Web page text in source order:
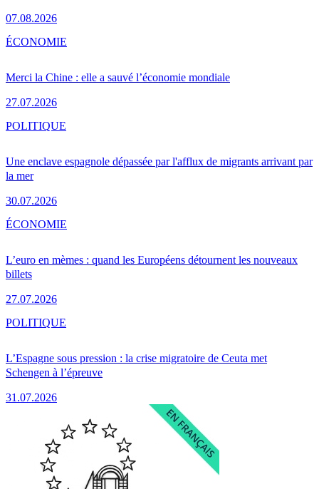
07.08.2026
Merci la Chine : elle a sauvé l’économie mondiale
27.07.2026
ÉCONOMIE
Une enclave espagnole dépassée par l'afflux de migrants arrivant par
la mer
30.07.2026
POLITIQUE
L’euro en mèmes : quand les Européens détournent les nouveaux
billets
27.07.2026
ÉCONOMIE
L’Espagne sous pression : la crise migratoire de Ceuta met
Schengen à l’épreuve
31.07.2026
POLITIQUE